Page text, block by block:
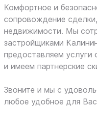
Комфортное и
сопровождение
недвижимости. Мы
застройщиками
предоставляем услуги
и имеем партнерские
Звоните и мы с
любое удобное для